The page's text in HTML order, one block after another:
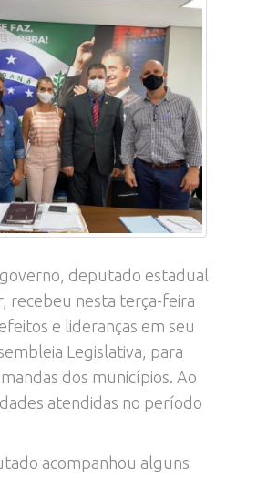
deputado estadual
recebeu nesta terça-feira
e lideranças em seu
Legislativa, para
dos municípios. Ao
atendidas no período
acompanhou alguns